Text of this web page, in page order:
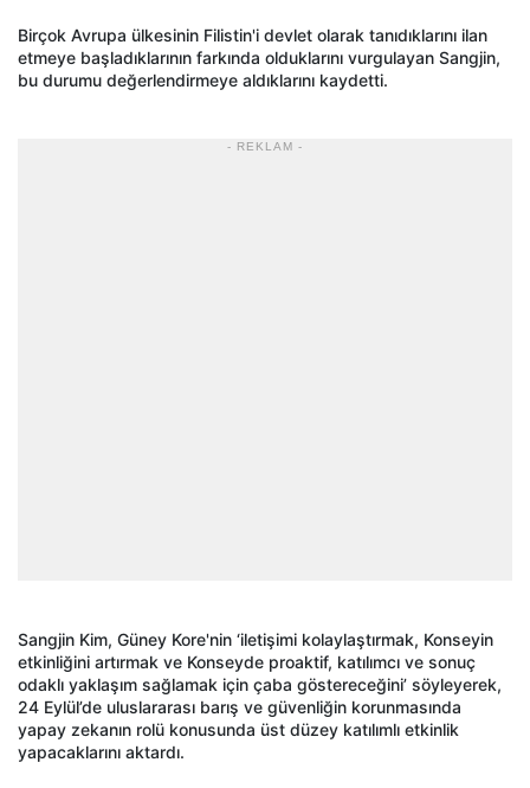
Birçok Avrupa ülkesinin Filistin'i devlet olarak tanıdıklarını ilan
etmeye başladıklarının farkında olduklarını vurgulayan Sangjin,
bu durumu değerlendirmeye aldıklarını kaydetti.
- REKLAM -
Sangjin Kim, Güney Kore'nin ‘iletişimi kolaylaştırmak, Konseyin
etkinliğini artırmak ve Konseyde proaktif, katılımcı ve sonuç
odaklı yaklaşım sağlamak için çaba göstereceğini’ söyleyerek,
24 Eylül’de uluslararası barış ve güvenliğin korunmasında
yapay zekanın rolü konusunda üst düzey katılımlı etkinlik
yapacaklarını aktardı.